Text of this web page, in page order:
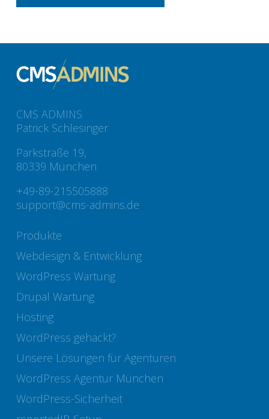
CMS ADMINS
Patrick Schlesinger
Parkstraße 19,
80339 München
+49-89-215505888
support@cms-admins.de
Produkte
Webdesign & Entwicklung
WordPress Wartung
Drupal Wartung
Hosting
WordPress gehackt?
Unsere Lösungen für Agenturen
WordPress Agentur München
WordPress-Sicherheit